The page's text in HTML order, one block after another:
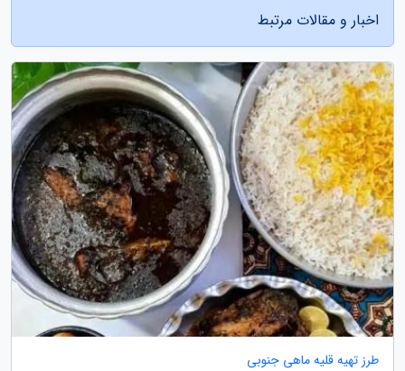
اخبار و مقالات مرتبط
طرز تهیه قلیه ماهی جنوبی